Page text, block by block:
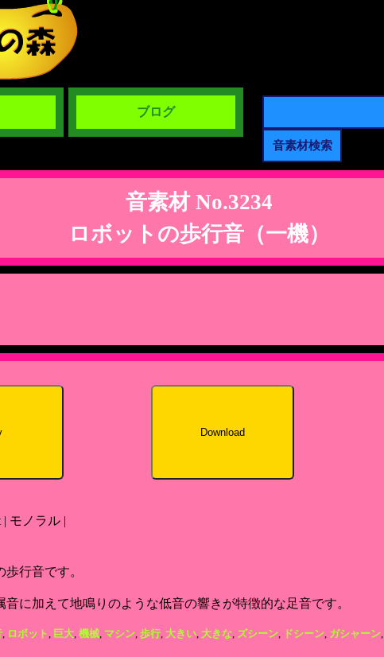
ブログ
音素材 No.3234
ロボットの歩行音（一機）
Download
| モノラル |
行音です。
音に加えて地鳴りのような低音の響きが特徴的な足音です。
, ロボット, 巨大, 機械, マシン, 歩行, 大きい, 大きな, ズシーン, ドシーン, ガシャーン,